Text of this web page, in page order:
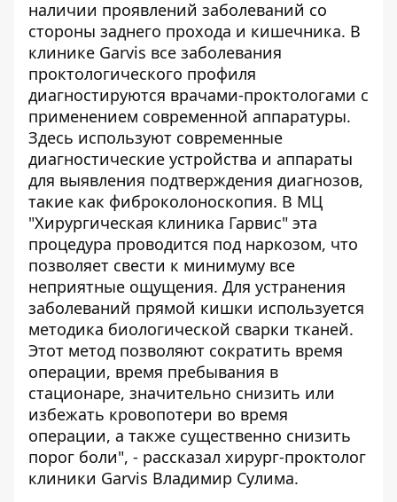
наличии проявлений заболеваний со
стороны заднего прохода и кишечника. В
клинике Garvis все заболевания
проктологического профиля
диагностируются врачами-проктологами с
применением современной аппаратуры.
Здесь используют современные
диагностические устройства и аппараты
для выявления подтверждения диагнозов,
такие как фиброколоноскопия. В МЦ
"Хирургическая клиника Гарвис" эта
процедура проводится под наркозом, что
позволяет свести к минимуму все
неприятные ощущения. Для устранения
заболеваний прямой кишки используется
методика биологической сварки тканей.
Этот метод позволяют сократить время
операции, время пребывания в
стационаре, значительно снизить или
избежать кровопотери во время
операции, а также существенно снизить
порог боли", - рассказал хирург-проктолог
клиники Garvis Владимир Сулима.